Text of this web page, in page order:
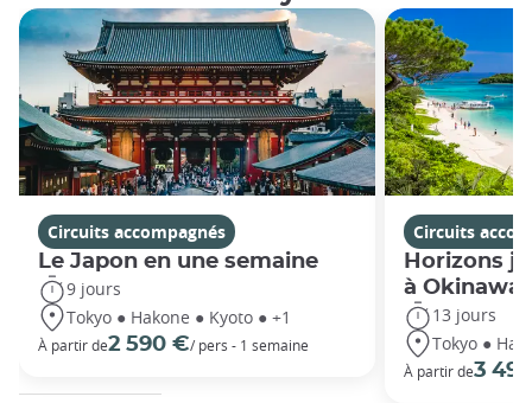
Circuits accompagnés
Le Japon en une semaine
9 jours
Tokyo ● Hakone ● Kyoto ● +1
À partir de2 590 €/ pers - 1 semaine
Circuits
Horizons
à Okinawa
13 jours
Tokyo ●
À partir de3